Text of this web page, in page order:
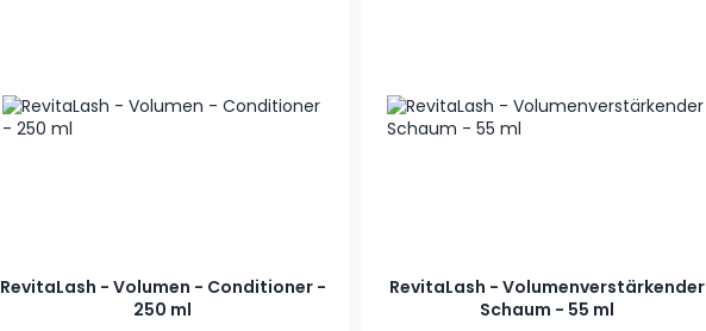
RevitaLash - Volumen - Conditioner -
250 ml
RevitaLash - Volumenverstärkender
Schaum - 55 ml